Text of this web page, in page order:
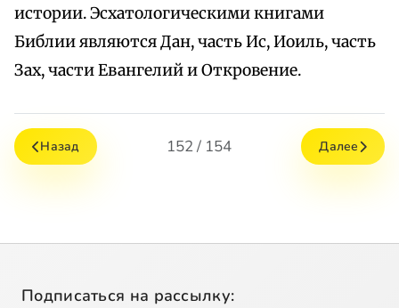
истории. Эсхатологическими книгами
Библии являются Дан, часть Ис, Иоиль, часть
Зах, части Евангелий и Откровение.
Назад 152 / 154 Далее
Подписаться на рассылку: